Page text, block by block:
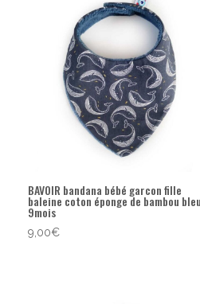
BAVOIR bandana bébé garcon fille
baleine coton éponge de bambou
9mois
9,00€